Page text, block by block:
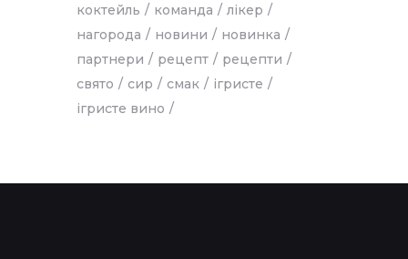
коктейль
команда
лікер
нагорода
новини
новинка
партнери
рецепт
рецепти
свято
сир смак
ігристе
ігристе вино